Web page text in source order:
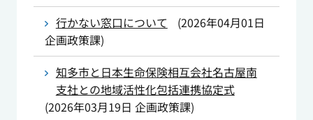
行かない窓口について
(2026年04月01日
企画政策課)
知多市と日本生命保険相互会社名古屋南
支社との地域活性化包括連携協定式
(2026年03月19日 企画政策課)